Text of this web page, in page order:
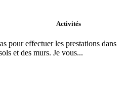
Activités
pour effectuer les prestations dans
et des murs. Je vous...